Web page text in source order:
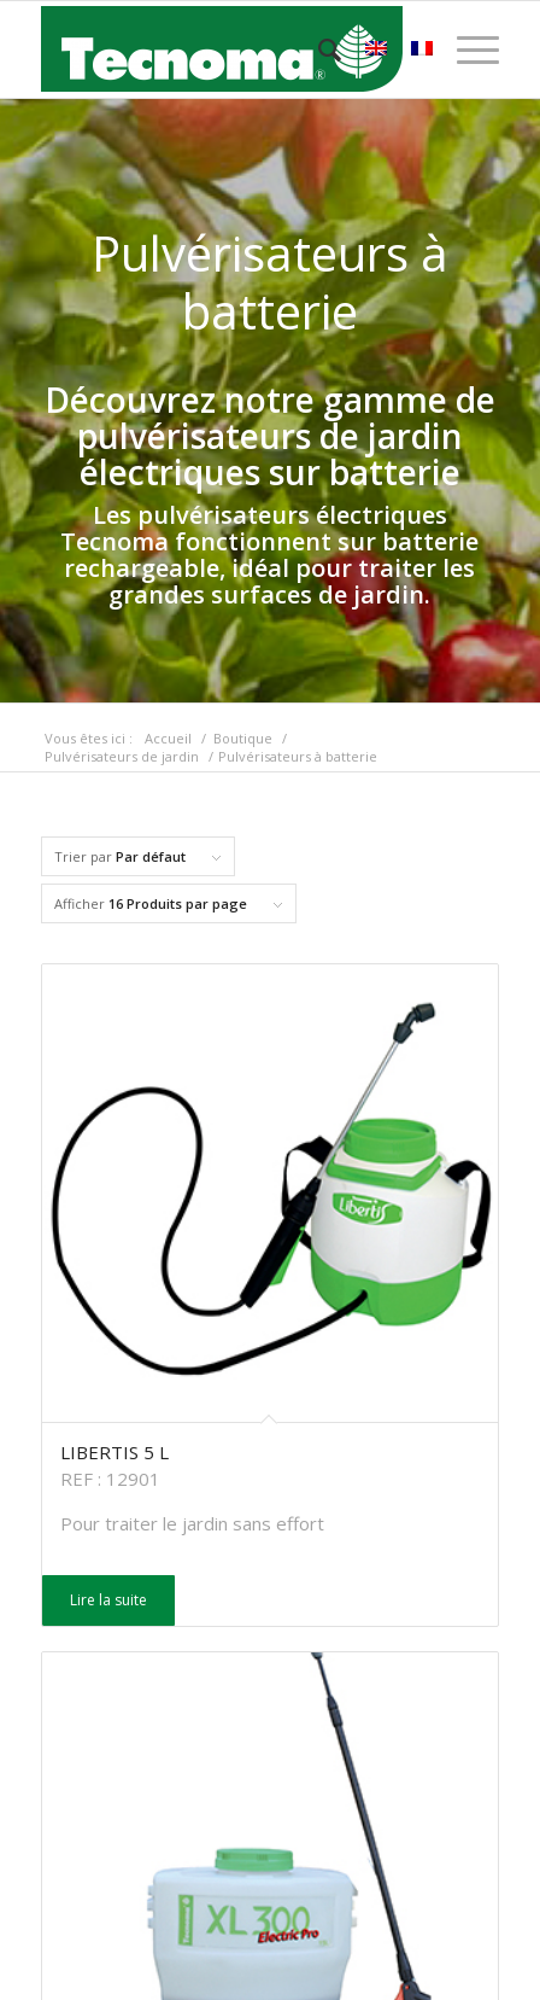
Pulvérisateurs à
batterie
Découvrez notre gamme de
pulvérisateurs de jardin
électriques sur batterie
Les pulvérisateurs électriques
Tecnoma fonctionnent sur batterie
rechargeable, idéal pour traiter les
grandes surfaces de jardin.
Vous êtes ici : Accueil / Boutique /
Pulvérisateurs de jardin / Pulvérisateurs à batterie
Trier par Par défaut
Afficher 16 Produits par page
LIBERTIS 5 L
REF : 12901
Pour traiter le jardin sans effort
Lire la suite